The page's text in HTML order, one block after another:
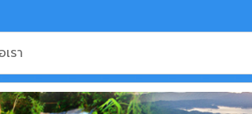
รา